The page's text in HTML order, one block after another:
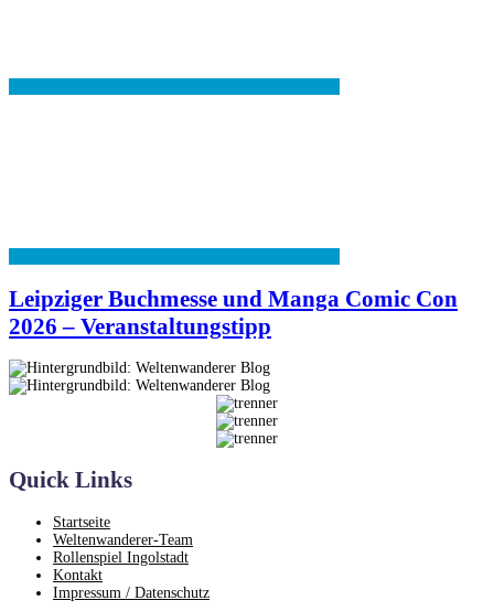
Leipziger Buchmesse und Manga Comic Con
2026 – Veranstaltungstipp
Quick Links
Startseite
Weltenwanderer-Team
Rollenspiel Ingolstadt
Kontakt
Impressum / Datenschutz